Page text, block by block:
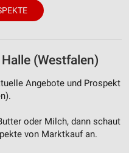
(Westfalen)
Angebote und Prospekt
oder Milch, dann schaut
von Marktkauf an.